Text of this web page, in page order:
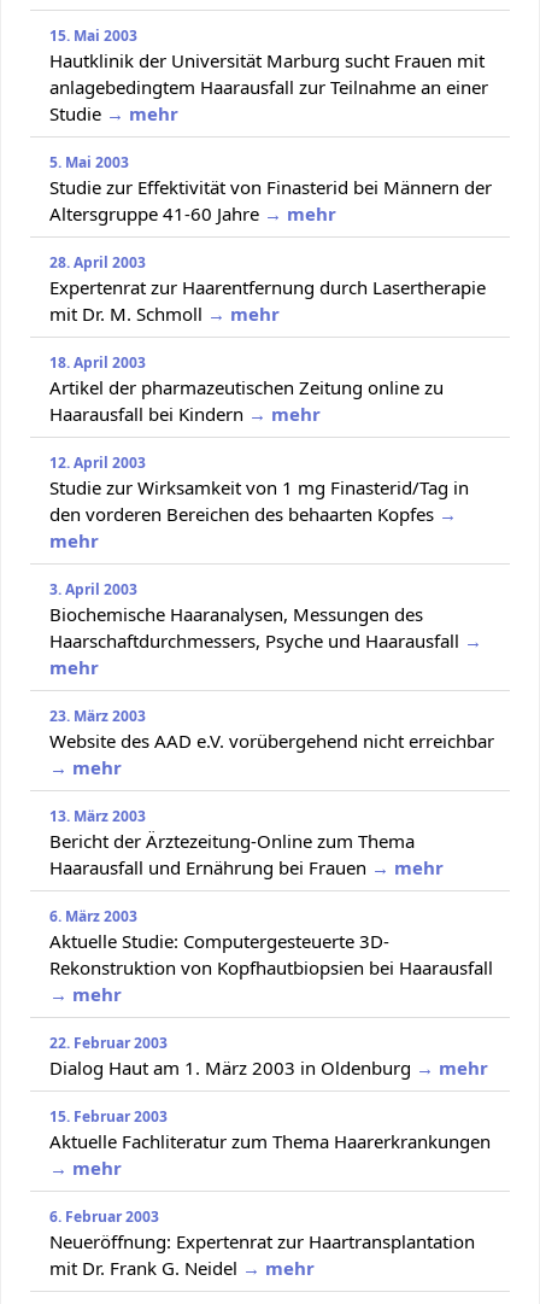
15. Mai 2003
Hautklinik der Universität Marburg sucht Frauen mit
anlagebedingtem Haarausfall zur Teilnahme an einer
Studie → mehr
5. Mai 2003
Studie zur Effektivität von Finasterid bei Männern der
Altersgruppe 41-60 Jahre → mehr
28. April 2003
Expertenrat zur Haarentfernung durch Lasertherapie
mit Dr. M. Schmoll → mehr
18. April 2003
Artikel der pharmazeutischen Zeitung online zu
Haarausfall bei Kindern → mehr
12. April 2003
Studie zur Wirksamkeit von 1 mg Finasterid/Tag in
den vorderen Bereichen des behaarten Kopfes →
mehr
3. April 2003
Biochemische Haaranalysen, Messungen des
Haarschaftdurchmessers, Psyche und Haarausfall →
mehr
23. März 2003
Website des AAD e.V. vorübergehend nicht erreichbar
→ mehr
13. März 2003
Bericht der Ärztezeitung-Online zum Thema
Haarausfall und Ernährung bei Frauen → mehr
6. März 2003
Aktuelle Studie: Computergesteuerte 3D-
Rekonstruktion von Kopfhautbiopsien bei Haarausfall
→ mehr
22. Februar 2003
Dialog Haut am 1. März 2003 in Oldenburg → mehr
15. Februar 2003
Aktuelle Fachliteratur zum Thema Haarerkrankungen
→ mehr
6. Februar 2003
Neueröffnung: Expertenrat zur Haartransplantation
mit Dr. Frank G. Neidel → mehr